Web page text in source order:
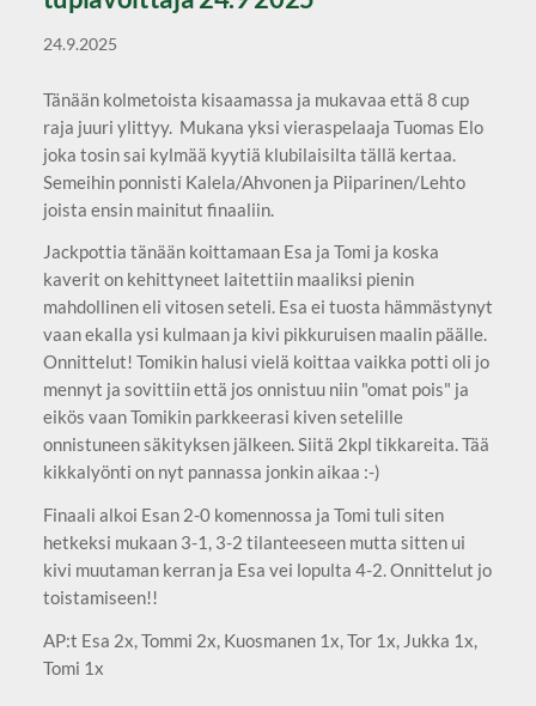
24.9.2025
Tänään kolmetoista kisaamassa ja mukavaa että 8 cup
raja juuri ylittyy. Mukana yksi vieraspelaaja Tuomas Elo
joka tosin sai kylmää kyytiä klubilaisilta tällä kertaa.
Semeihin ponnisti Kalela/Ahvonen ja Piiparinen/Lehto
joista ensin mainitut finaaliin.
Jackpottia tänään koittamaan Esa ja Tomi ja koska
kaverit on kehittyneet laitettiin maaliksi pienin
mahdollinen eli vitosen seteli. Esa ei tuosta hämmästynyt
vaan ekalla ysi kulmaan ja kivi pikkuruisen maalin päälle.
Onnittelut! Tomikin halusi vielä koittaa vaikka potti oli jo
mennyt ja sovittiin että jos onnistuu niin "omat pois" ja
eikös vaan Tomikin parkkeerasi kiven setelille
onnistuneen säkityksen jälkeen. Siitä 2kpl tikkareita. Tää
kikkalyönti on nyt pannassa jonkin aikaa :-)
Finaali alkoi Esan 2-0 komennossa ja Tomi tuli siten
hetkeksi mukaan 3-1, 3-2 tilanteeseen mutta sitten ui
kivi muutaman kerran ja Esa vei lopulta 4-2. Onnittelut jo
toistamiseen!!
AP:t Esa 2x, Tommi 2x, Kuosmanen 1x, Tor 1x, Jukka 1x,
Tomi 1x